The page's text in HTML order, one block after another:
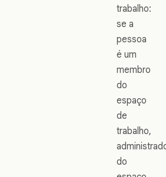
trabalho:
se a
pessoa
é um
membro
do
espaço
de
trabalho,
do